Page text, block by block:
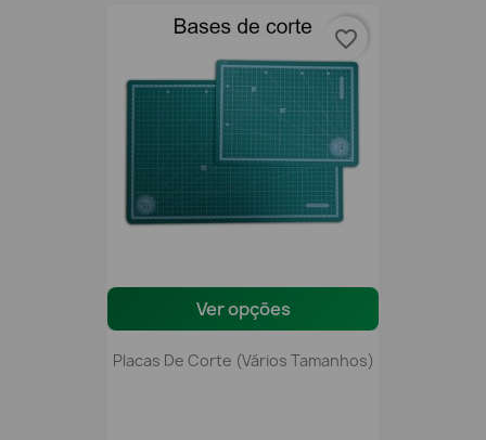
Ver opções
Placas De Corte (vários Tamanhos)
favorite_border